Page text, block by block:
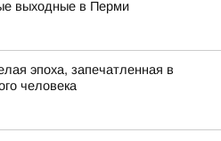
выходные в Перми
эпоха, запечатленная в
человека